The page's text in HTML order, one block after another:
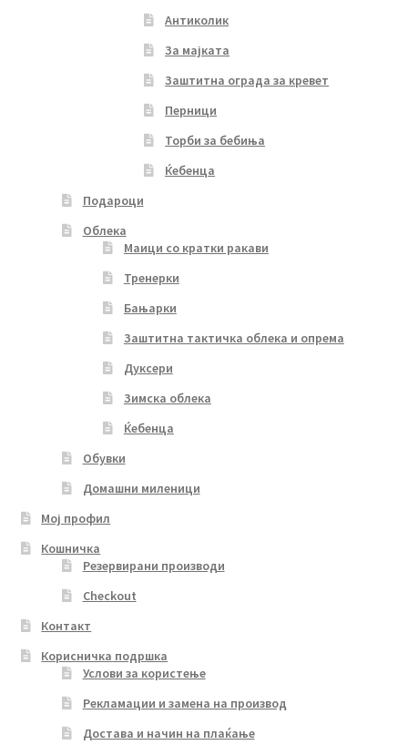
Антиколик
За мајката
Заштитна ограда за кревет
Перници
Торби за бебиња
Ќебенца
Подароци
Облека
Маици со кратки ракави
Тренерки
Бањарки
Заштитна тактичка облека и опрема
Дуксери
Зимска облека
Ќебенца
Обувки
Домашни миленици
Мој профил
Кошничка
Резервирани производи
Checkout
Контакт
Корисничка подршка
Услови за користење
Рекламации и замена на производ
Достава и начин на плаќање